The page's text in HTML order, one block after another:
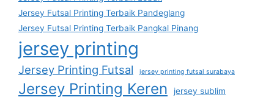
Jersey Futsal Printing Terbaik Pandeglang
Jersey Futsal Printing Terbaik Pangkal Pinang
jersey printing
Jersey Printing Futsal jersey printing futsal surabaya
Jersey Printing Keren
jersey sublim